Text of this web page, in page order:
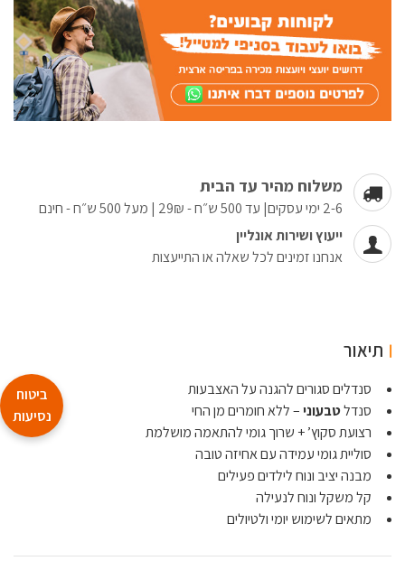
ביטוח
נסיעות
משלוח מהיר עד הבית
2-6 ימי עסקים| עד 500 ש״ח - 29₪ | מעל 500 ש״ח - חינם
ייעוץ ושירות אונליין
אנחנו זמינים לכל שאלה או התייעצות
תיאור
סנדלים סגורים להגנה על האצבעות
סנדלטבעוני– ללא חומרים מן החי
רצועת סקוץ’ + שרוך גומי להתאמה מושלמת
סוליית גומי עמידה עם אחיזה טובה
מבנה יציב ונוח לילדים פעילים
קל משקל ונוח לנעילה
מתאים לשימוש יומי ולטיולים